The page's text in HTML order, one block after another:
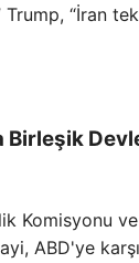
“İran
Birleşik
Komisyonu ve
ABD'ye